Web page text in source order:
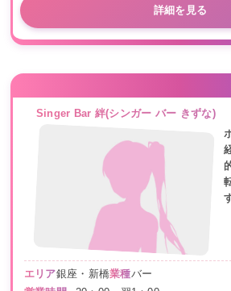
詳細を見る
Singer Bar 絆(シンガー バー きずな)
エリア銀座・新橋業種バー